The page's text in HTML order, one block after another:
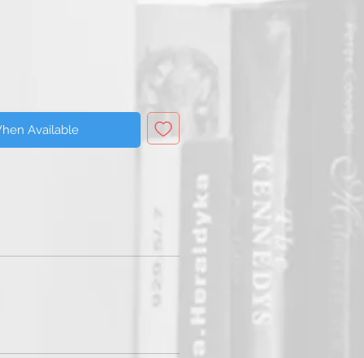
Available